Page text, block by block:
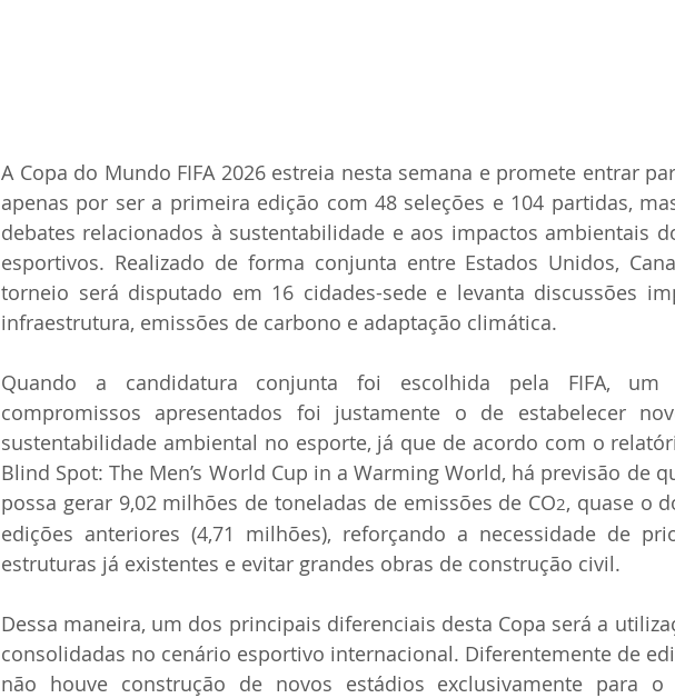
A Copa do Mundo FIFA 2026 estreia nesta semana e promete entrar
apenas por ser a primeira edição com 48 seleções e 104 partidas,
debates relacionados à sustentabilidade e aos impactos ambientais
esportivos. Realizado de forma conjunta entre Estados Unidos,
torneio será disputado em 16 cidades-sede e levanta discussões
infraestrutura, emissões de carbono e adaptação climática.
Quando a candidatura conjunta foi escolhida pela FIFA, um
compromissos apresentados foi justamente o de estabelecer
sustentabilidade ambiental no esporte, já que de acordo com o
Blind Spot: The Men’s World Cup in a Warming World, há previsão de
possa gerar 9,02 milhões de toneladas de emissões de CO2, quase o
edições anteriores (4,71 milhões), reforçando a necessidade de
estruturas já existentes e evitar grandes obras de construção civil.
Dessa maneira, um dos principais diferenciais desta Copa será a
consolidadas no cenário esportivo internacional. Diferentemente de
não houve construção de novos estádios exclusivamente para